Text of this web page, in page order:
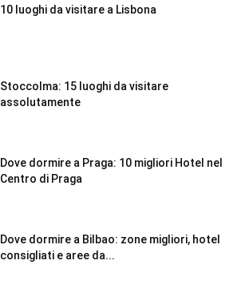
10 luoghi da visitare a Lisbona
Stoccolma: 15 luoghi da visitare
assolutamente
Dove dormire a Praga: 10 migliori Hotel nel
Centro di Praga
Dove dormire a Bilbao: zone migliori, hotel
consigliati e aree da...